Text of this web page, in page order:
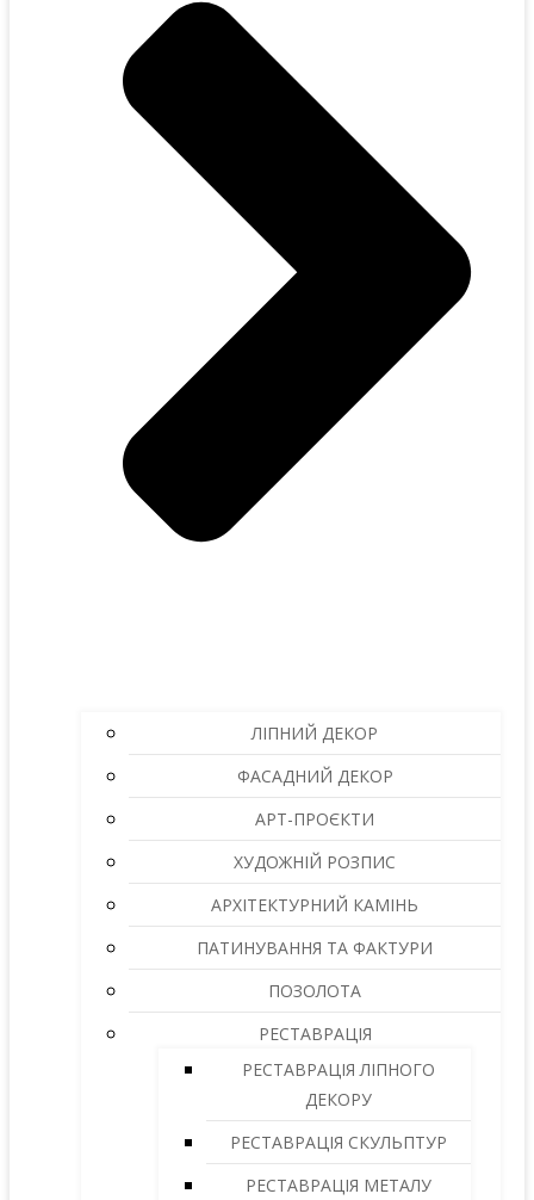
ЛІПНИЙ ДЕКОР
ФАСАДНИЙ ДЕКОР
АРТ-ПРОЄКТИ
ХУДОЖНІЙ РОЗПИС
АРХІТЕКТУРНИЙ КАМІНЬ
ПАТИНУВАННЯ ТА ФАКТУРИ
ПОЗОЛОТА
РЕСТАВРАЦІЯ
РЕСТАВРАЦІЯ ЛІПНОГО
ДЕКОРУ
РЕСТАВРАЦІЯ СКУЛЬПТУР
РЕСТАВРАЦІЯ МЕТАЛУ